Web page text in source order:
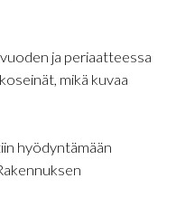
ja periaatteessa
mikä kuvaa
hyödyntämään